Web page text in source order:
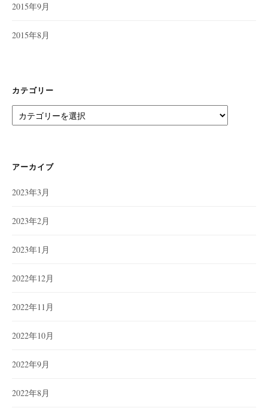
2015年9月
2015年8月
カテゴリー
テ
ー
アーカイブ
2023年3月
2023年2月
2023年1月
2022年12月
2022年11月
2022年10月
2022年9月
2022年8月